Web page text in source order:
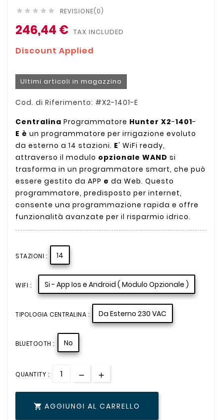
     REVISIONE(0)
246,44 € TAX INCLUDED
Discount Applied
Ultimi articoli in magazzino
Cod. di Riferimento: #X2-1401-E
Centralina Programmatore Hunter X2-1401-
E è un programmatore per irrigazione evoluto
da esterno a 14 stazioni. E' WiFi ready,
attraverso il modulo opzionale WAND si
trasforma in un programmatore smart, che può
essere gestito da APP e da Web. Questo
programmatore, predisposto per internet,
consente una programmazione rapida e offre
funzionalità avanzate per il risparmio idrico.
STAZIONI : 14
WIFI : Si - App Ios e Android ( Modulo Opzionale )
TIPOLOGIA CENTRALINA : Da Esterno 230 VAC
BLUETOOTH : No
QUANTITY :
 AGGIUNGI AL CARRELLO